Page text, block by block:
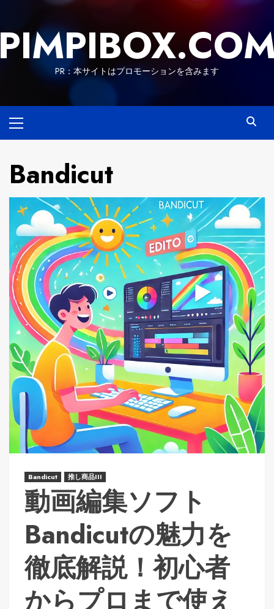
content
PR：本サイトはプロモーションを含みます
Menu
Bandicut
Bandicut 推し商品III
動画編集ソフト
Bandicutの魅力を
徹底解説！初心者
からプロまで使え